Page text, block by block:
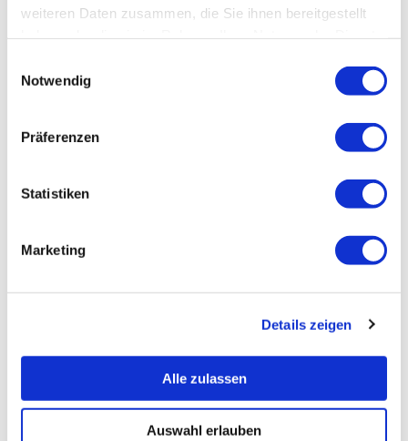
weiteren Daten zusammen, die Sie ihnen bereitgestellt
Notwendig
Präferenzen
Statistiken
Marketing
Details zeigen
Alle zulassen
Auswahl erlauben